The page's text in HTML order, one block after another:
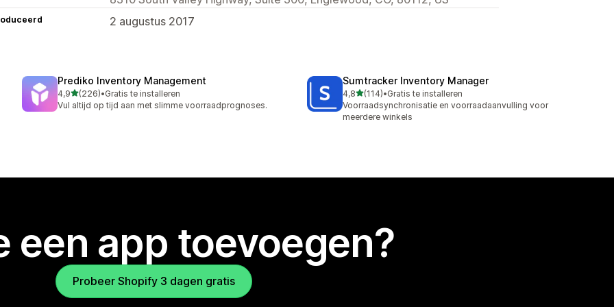
2 augustus 2017
Prediko Inventory Management
4,9van 5 sterren
(226)
226 recensies in totaal
•Gratis te installeren
Vul altijd op tijd aan met slimme voorraadprognoses.
Sumtracker Inventory Manager
4,8van 5 sterren
(114)
114 recensies in totaal
•Gratis te installeren
Voorraadsynchronisatie en voorraadaanvulling voor
meerdere winkels
een app toevoegen?
Probeer Shopify 3 dagen gratis